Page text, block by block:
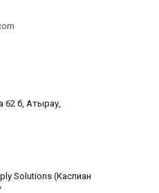
б, Атырау,
Solutions (Каспиан